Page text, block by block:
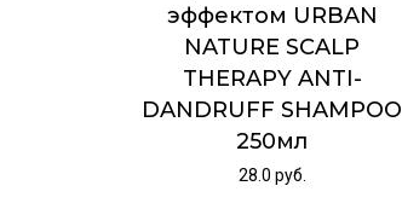
эффектом URBAN
NATURE SCALP
THERAPY ANTI-
DANDRUFF SHAMPOO
250мл
28.0 руб.